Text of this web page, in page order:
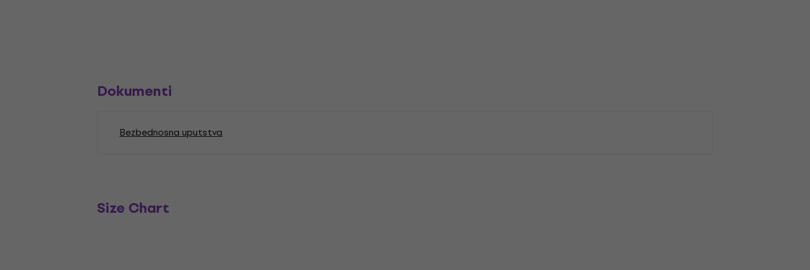
Dokumenti
Bezbednosna uputstva
Size Chart